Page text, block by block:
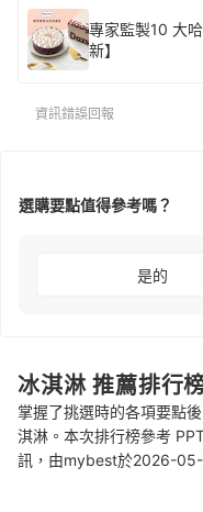
專家監製10 大
新】
資訊錯誤回報
選購要點值得參考嗎？
是的
冰淇淋 推薦排行
掌握了挑選時的各項要點
淇淋。本次排行榜參考
訊，由mybest於2026-05-